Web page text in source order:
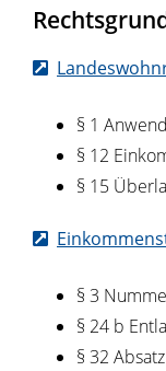
§ 1
§ 12
§ 15
§ 3
§ 24 b
§ 32